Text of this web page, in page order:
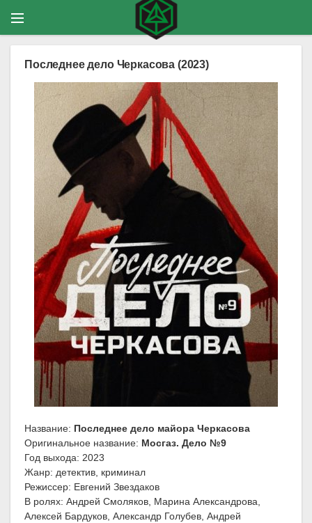
Последнее дело Черкасова (2023)
Название: Последнее дело майора Черкасова
Оригинальное название: Мосгаз. Дело №9
Год выхода: 2023
Жанр: детектив, криминал
Режиссер: Евгений Звездаков
В ролях: Андрей Смоляков, Марина Александрова,
Алексей Бардуков, Александр Голубев, Андрей